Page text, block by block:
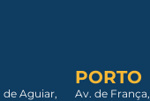
Aguiar,
PORTO
Av. de França,